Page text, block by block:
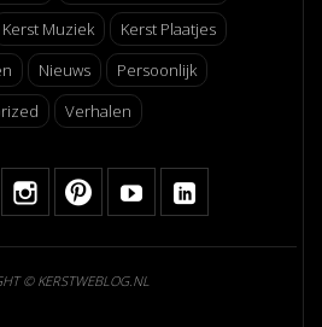
Kerst Muziek
Kerst Plaatjes
Nieuws
Persoonlijk
Verhalen
© KERSTWEBLOG.NL